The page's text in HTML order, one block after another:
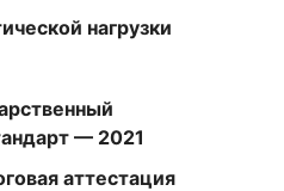
нагрузки
— 2021
аттестация